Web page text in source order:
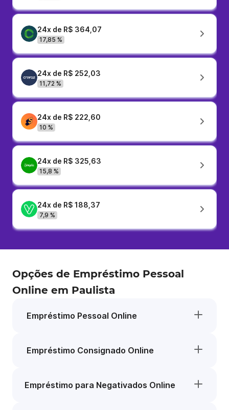
24x de R$ 364,07
17,85 %
24x de R$ 252,03
11,72 %
24x de R$ 222,60
10 %
24x de R$ 325,63
15,8 %
24x de R$ 188,37
7,9 %
Opções de Empréstimo Pessoal
Online em Paulista
Empréstimo Pessoal Online
Empréstimo Consignado Online
Empréstimo para Negativados Online